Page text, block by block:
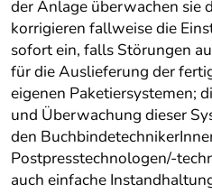
der Anlage überwachen sie
korrigieren fallweise die
sofort ein, falls Störungen
für die Auslieferung der
eigenen Paketiersystemen;
und Überwachung dieser
den
Postpresstechnologen/-
auch einfache